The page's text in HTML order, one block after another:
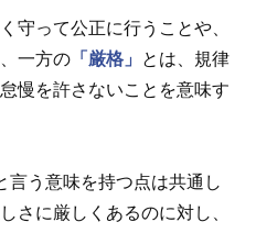
守って公正に行うことや、
一方の 「厳格」
とは、規律
慢を許さないことを意味す
言う意味を持つ点は共通し
さに厳しくあるのに対し、